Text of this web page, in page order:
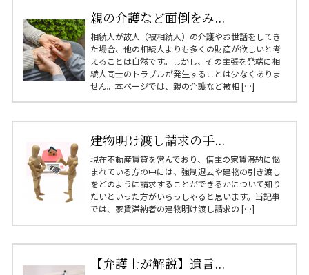
親の介護など面倒をみ...
相続人が故人（被相続人）の介護やお世話をしてき
た場合、他の相続人よりも多くの財産が欲しいと考
えることは自然です。しかし、その主張を発端に相
続人同士のトラブルが発生することは少なくありま
せん。本ページでは、親の介護など被相 […]
建物明け渡し請求の手...
現在不動産賃貸を営んでおり、借主の家賃滞納に悩
まれている方の中には、強制退去や建物の引き渡し
をどのように請求することができるかについて知り
たいといった方がいらっしゃると思います。当記事
では、家賃滞納者の建物明け渡し請求の […]
【弁護士が解説】遺言...